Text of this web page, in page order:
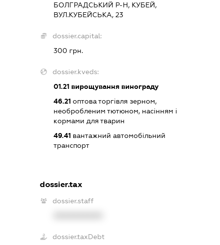
БОЛГРАДСЬКИЙ Р-Н, КУБЕЙ,
ВУЛ.КУБЕЙСЬКА, 23
dossier.capital:
300 грн.
dossier.kveds:
01.21вирощування винограду
46.21оптова торгівля зерном,
необробленим тютюном, насінням і
кормами для тварин
49.41вантажний автомобільний
транспорт
dossier.tax
dossier.staff
dossier.taxDebt